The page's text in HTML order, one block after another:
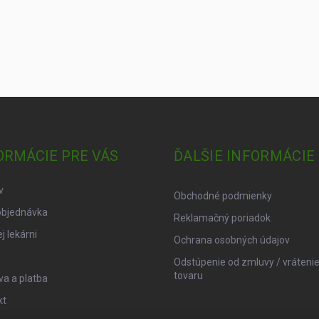
PRE VÁS
lekárni
a platba
ĎALŠIE INFORMÁCIE
Obchodné podmienky
Reklamačný poriadok
Ochrana osobných údajov
Odstúpenie od zmluvy / vrátenie
tovaru